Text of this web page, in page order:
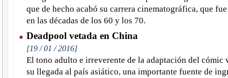
que de hecho acabó su carrera cinematográfica, que
en las décadas de los 60 y los 70.
Deadpool vetada en China
[19 / 01 / 2016]
El tono adulto e irreverente de la adaptación del cómic
su llegada al país asiático, una importante fuente de